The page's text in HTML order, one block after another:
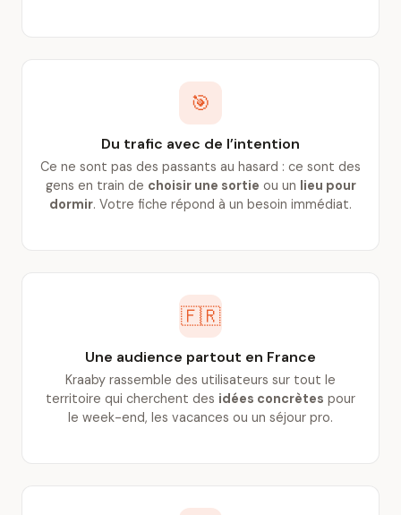
🎯
Du trafic avec de l’intention
Ce ne sont pas des passants au hasard : ce sont des
gens en train de choisir une sortie ou un lieu pour
dormir. Votre fiche répond à un besoin immédiat.
🇫🇷
Une audience partout en France
Kraaby rassemble des utilisateurs sur tout le
territoire qui cherchent des idées concrètes pour
le week-end, les vacances ou un séjour pro.